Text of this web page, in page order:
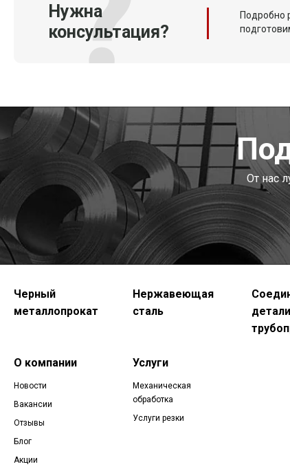
Нужна
консультация?
Подробно
От нас
Черный
металлопрокат
Нержавеющая
сталь
детали
О компании
Новости
Вакансии
Отзывы
Блог
Акции
Услуги
Механическая
обработка
Услуги резки